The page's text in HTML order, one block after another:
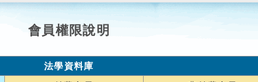
會員權限說明
法學資料庫